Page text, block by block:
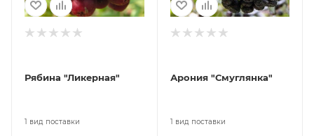
Рябина "Ликерная"
1 вид поставки
Арония "Смуглянка"
1 вид поставки